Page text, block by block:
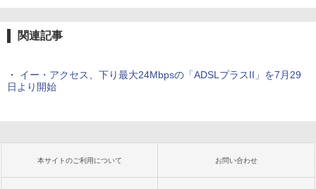
関連記事
・ イー・アクセス、下り最大24Mbpsの「ADSLプラスII」を7月29
日より開始
本サイトのご利用について お問い合わせ